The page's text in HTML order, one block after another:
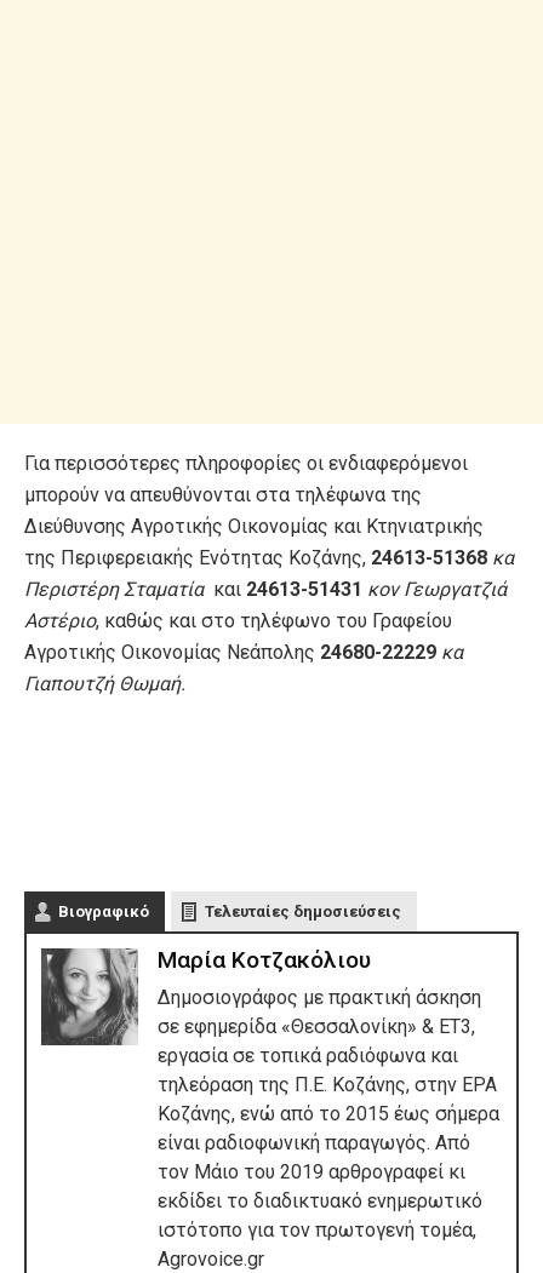
Για περισσότερες πληροφορίες οι ενδιαφερόμενοι
μπορούν να απευθύνονται στα τηλέφωνα της
Διεύθυνσης Αγροτικής Οικονομίας και Κτηνιατρικής
της Περιφερειακής Ενότητας Κοζάνης, 24613-51368 κα
Περιστέρη Σταματίακαι 24613-51431 κον Γεωργατζιά
Αστέριο, καθώς και στο τηλέφωνο του Γραφείου
Αγροτικής Οικονομίας Νεάπολης 24680-22229 κα
Γιαπουτζή Θωμαή.
Βιογραφικό Τελευταίες δημοσιεύσεις
Μαρία Κοτζακόλιου
Δημοσιογράφος με πρακτική άσκηση
σε εφημερίδα «Θεσσαλονίκη» & ΕΤ3,
εργασία σε τοπικά ραδιόφωνα και
τηλεόραση της Π.Ε. Κοζάνης, στην ΕΡΑ
Κοζάνης, ενώ από το 2015 έως σήμερα
είναι ραδιοφωνική παραγωγός. Από
τον Μάιο του 2019 αρθρογραφεί κι
εκδίδει το διαδικτυακό ενημερωτικό
ιστότοπο για τον πρωτογενή τομέα,
Agrovoice.gr